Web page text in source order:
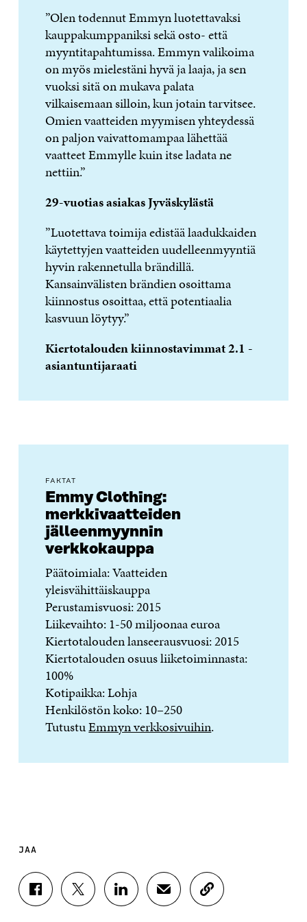
”Olen todennut Emmyn luotettavaksi
kauppakumppaniksi sekä osto- että
myyntitapahtumissa. Emmyn valikoima
on myös mielestäni hyvä ja laaja, ja sen
vuoksi sitä on mukava palata
vilkaisemaan silloin, kun jotain tarvitsee.
Omien vaatteiden myymisen yhteydessä
on paljon vaivattomampaa lähettää
vaatteet Emmylle kuin itse ladata ne
nettiin.”
29-vuotias asiakas Jyväskylästä
”Luotettava toimija edistää laadukkaiden
käytettyjen vaatteiden uudelleenmyyntiä
hyvin rakennetulla brändillä.
Kansainvälisten brändien osoittama
kiinnostus osoittaa, että potentiaalia
kasvuun löytyy.”
Kiertotalouden kiinnostavimmat 2.1 -
asiantuntijaraati
FAKTAT
Emmy Clothing:
merkkivaatteiden
jälleenmyynnin
verkkokauppa
Päätoimiala: Vaatteiden
yleisvähittäiskauppa
Perustamisvuosi: 2015
Liikevaihto: 1-50 miljoonaa euroa
Kiertotalouden lanseerausvuosi: 2015
Kiertotalouden osuus liiketoiminnasta:
100%
Kotipaikka: Lohja
Henkilöstön koko: 10–250
TutustuEmmyn verkkosivuihin.
JAA
J
A
J
A
J
A
J
A
K
O